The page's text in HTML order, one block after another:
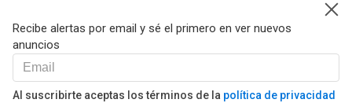
Recibe alertas por email y sé el primero en ver nuevos
anuncios
Al suscribirte aceptas los términos de la política de privacidad
Política de Cookies
Ayuda
Preguntas
Nuestros Partners